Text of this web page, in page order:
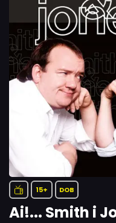
15+ DOB
Ai!... Smith i